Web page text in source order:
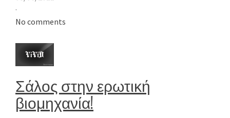
·
No comments
Σάλος στην ερωτική
βιομηχανία!